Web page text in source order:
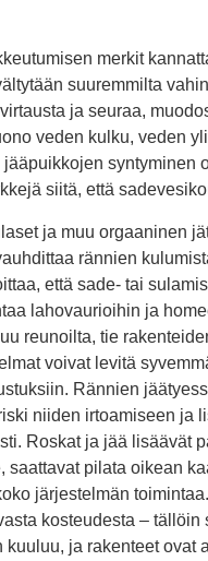
merkit
suuremmilta
ja seuraa,
veden kulku, veden
jääpuikkojen syntyminen
siitä, että
ja muu orgaaninen
rännien
että sade- tai
lahovaurioihin ja
reunoilta, tie
voivat levitä
Rännien
niiden irtoamiseen ja
Roskat ja jää lisäävät
saattavat pilata oikean
järjestelmän
kosteudesta – tällöin
kuuluu, ja rakenteet ovat